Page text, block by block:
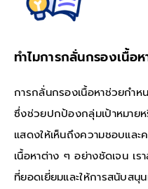
ทำไมการกลั่นกรองเนื้อ
การกลั่นกรองเนื้อหาช่วยกำห
ซึ่งช่วยปกป้องกลุ่มเป้าหมา
แสดงให้เห็นถึงความชอบแล
เนื้อหาต่าง ๆ อย่างชัดเจน เ
ที่ยอดเยี่ยมและให้การสนับสนุ